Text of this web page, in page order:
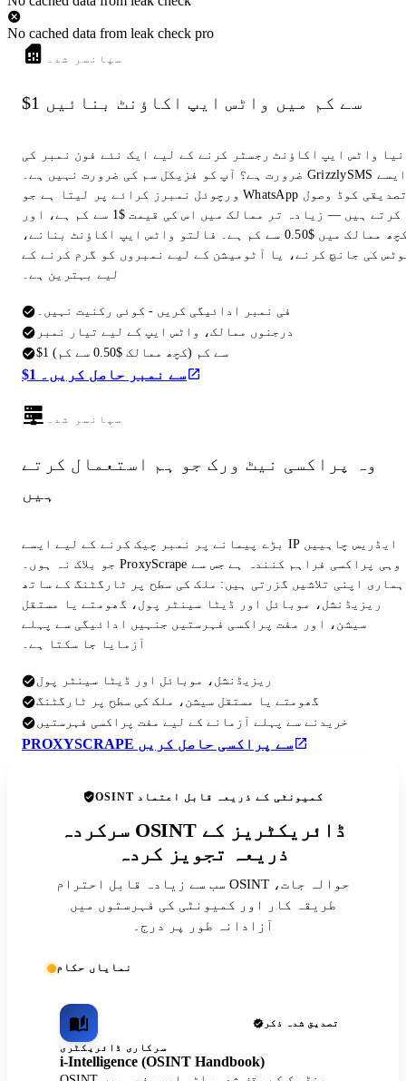
No cached data from leak check pro
سپانسر شدہ
$1 سے کم میں واٹس ایپ اکاؤنٹ بنائیں
نیا واٹس ایپ اکاؤنٹ رجسٹر کرنے کے لیے ایک نئے فون نمبر کی
ضرورت ہے؟ آپ کو فزیکل سم کی ضرورت نہیں ہے۔ GrizzlySMS ایسے
ورچوئل نمبرز کرائے پر لیتا ہے جو WhatsApp تصدیقی کوڈ وصول
کرتے ہیں — زیادہ تر ممالک میں اس کی قیمت $1 سے کم ہے، اور
کچھ ممالک میں $0.50 سے کم ہے۔ فالتو واٹس ایپ اکاؤنٹ بنانے،
کی جانچ کرنے، یا آٹومیشن کے لیے نمبروں کو گرم کرنے کے
لیے بہترین ہے۔
فی نمبر ادائیگی کریں - کوئی رکنیت نہیں۔
درجنوں ممالک، واٹس ایپ کے لیے تیار نمبر
$1 سے کم (کچھ ممالک $0.50 سے کم)
$1 سے نمبر حاصل کریں۔
سپانسر شدہ
وہ پراکسی نیٹ ورک جو ہم استعمال کرتے
ہیں
بڑے پیمانے پر نمبر چیک کرنے کے لیے ایسے IP ایڈریس چاہییں
جو بلاک نہ ہوں۔ ProxyScrape وہی پراکسی فراہم کنندہ ہے جس سے
ہماری اپنی تلاشیں گزرتی ہیں: ملک کی سطح پر ٹارگٹنگ کے ساتھ
ریزیڈنشل، موبائل اور ڈیٹا سینٹر پول، گھومتے یا مستقل
سیشن، اور مفت پراکسی فہرستیں جنہیں ادائیگی سے پہلے
آزمایا جا سکتا ہے۔
ریزیڈنشل، موبائل اور ڈیٹا سینٹر پول
گھومتے یا مستقل سیشن، ملک کی سطح پر ٹارگٹنگ
خریدنے سے پہلے آزمانے کے لیے مفت پراکسی فہرستیں
PROXYSCRAPE سے پراکسی حاصل کریں
OSINT کمیونٹی کے ذریعہ قابل اعتماد
سرکردہ OSINT ڈائریکٹریز کے
ذریعہ تجویز کردہ
سب سے زیادہ قابل احترام OSINT حوالہ جات،
طریقہ کار اور کمیونٹی کی فہرستوں میں
آزادانہ طور پر درج۔
نمایاں حکام
تصدیق شدہ ذکر
سرکاری ڈائریکٹری
i-Intelligence (OSINT Handbook)